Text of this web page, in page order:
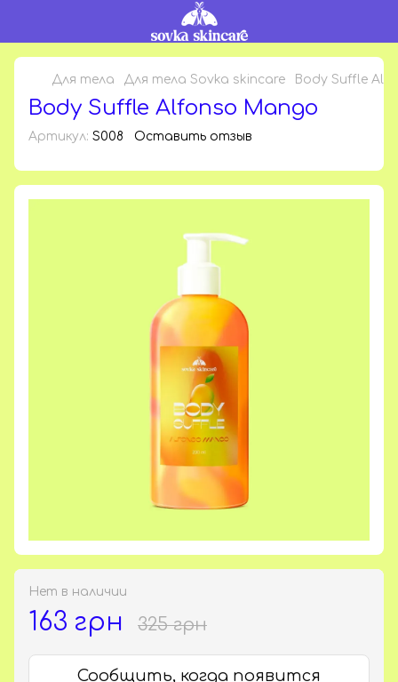
Для тела Для тела Sovka skincare Body Suffle
Body Suffle Alfonso Mango
Артикул: S008 Оставить отзыв
Нет в наличии
163 грн 325 грн
Сообщить, когда появится